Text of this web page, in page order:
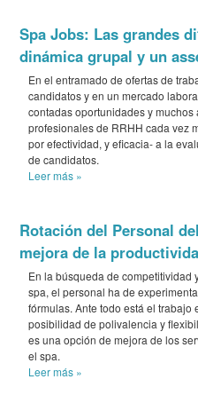
Spa Jobs: Las grandes
dinámica grupal y un
En el entramado de ofertas de
candidatos y en un mercado
contadas oportunidades y muchos
profesionales de RRHH cada vez
por efectividad, y eficacia- a la
de candidatos.
Leer más »
Rotación del Personal
mejora de la
En la búsqueda de competitividad
spa, el personal ha de
fórmulas. Ante todo está el trabajo
posibilidad de polivalencia y
es una opción de mejora de los
el spa.
Leer más »